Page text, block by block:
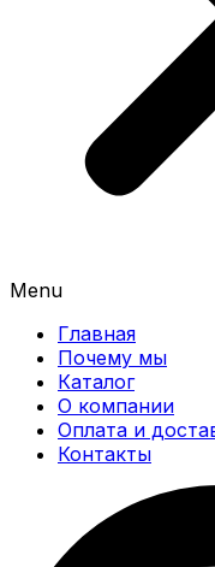
Menu
Главная
Почему мы
Каталог
О компании
Оплата и
Контакты